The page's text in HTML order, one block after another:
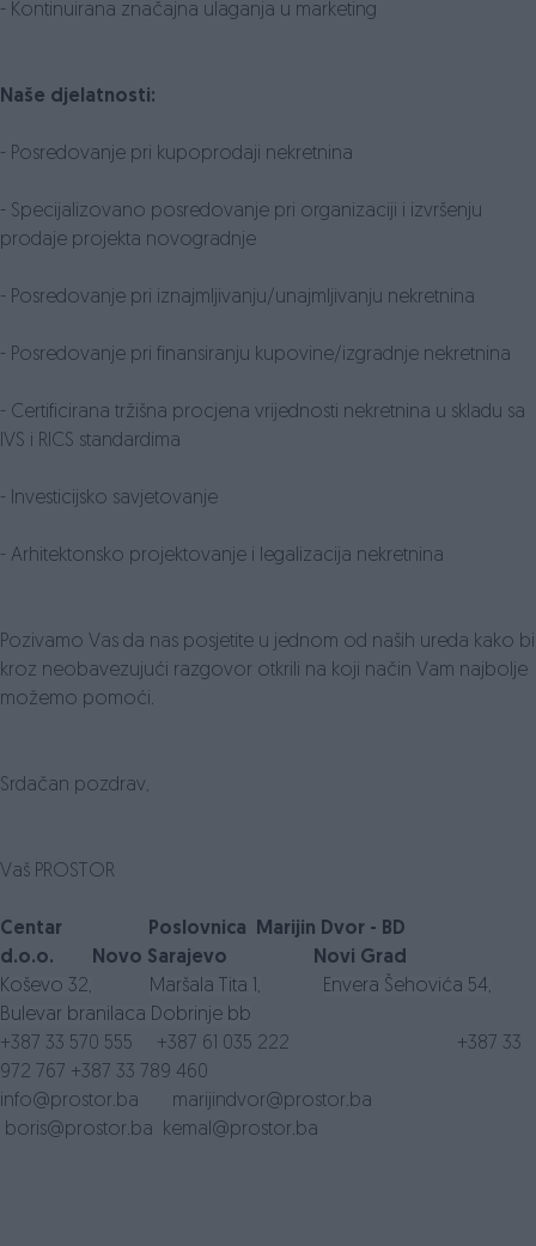
- Kontinuirana značajna ulaganja u marketing
Naše djelatnosti:
- Posredovanje pri kupoprodaji nekretnina
- Specijalizovano posredovanje pri organizaciji i izvršenju
prodaje projekta novogradnje
- Posredovanje pri iznajmljivanju/unajmljivanju nekretnina
- Posredovanje pri finansiranju kupovine/izgradnje nekretnina
- Certificirana tržišna procjena vrijednosti nekretnina u skladu sa
IVS i RICS standardima
- Investicijsko savjetovanje
- Arhitektonsko projektovanje i legalizacija nekretnina
Pozivamo Vas da nas posjetite u jednom od naših ureda kako bi
kroz neobavezujući razgovor otkrili na koji način Vam najbolje
možemo pomoći.
Srdačan pozdrav,
Vaš PROSTOR
Centar
Poslovnica Marijin Dvor - BD
d.o.o.
Novo Sarajevo
Novi Grad
Koševo 32,
Maršala Tita 1,
Envera Šehovića 54,
Bulevar branilaca Dobrinje bb
+387 33 570 555
+387 61 035 222
+387 33
972 767 +387 33 789 460
info@prostor.ba
marijindvor@prostor.ba
boris@prostor.ba
kemal@prostor.ba